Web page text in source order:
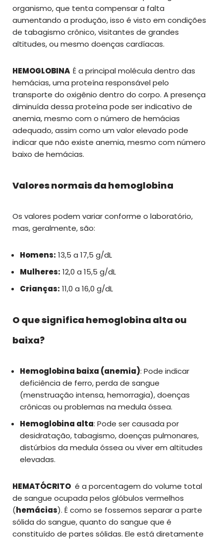
organismo, que tenta compensar a falta
aumentando a produção, isso é visto em condições
de tabagismo crônico, visitantes de grandes
altitudes, ou mesmo doenças cardíacas.
HEMOGLOBINA É a principal molécula dentro das
hemácias, uma proteína responsável pelo
transporte do oxigênio dentro do corpo. A presença
diminuída dessa proteína pode ser indicativo de
anemia, mesmo com o número de hemácias
adequado, assim como um valor elevado pode
indicar que não existe anemia, mesmo com número
baixo de hemácias.
Valores normais da hemoglobina
Os valores podem variar conforme o laboratório,
mas, geralmente, são:
Homens: 13,5 a 17,5 g/dL
Mulheres: 12,0 a 15,5 g/dL
Crianças: 11,0 a 16,0 g/dL
O que significa hemoglobina alta ou
baixa?
Hemoglobina baixa (anemia): Pode indicar
deficiência de ferro, perda de sangue
(menstruação intensa, hemorragia), doenças
crônicas ou problemas na medula óssea.
Hemoglobina alta: Pode ser causada por
desidratação, tabagismo, doenças pulmonares,
distúrbios da medula óssea ou viver em altitudes
elevadas.
HEMATÓCRITO é a porcentagem do volume total
de sangue ocupada pelos glóbulos vermelhos
(hemácias). É como se fossemos separar a parte
sólida do sangue, quanto do sangue que é
constituído de partes sólidas. Ele está diretamente